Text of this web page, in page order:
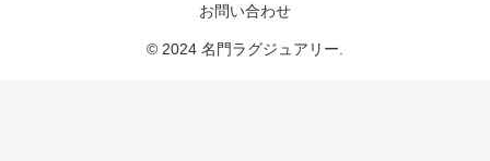
お問い合わせ
© 2024 名門ラグジュアリー.